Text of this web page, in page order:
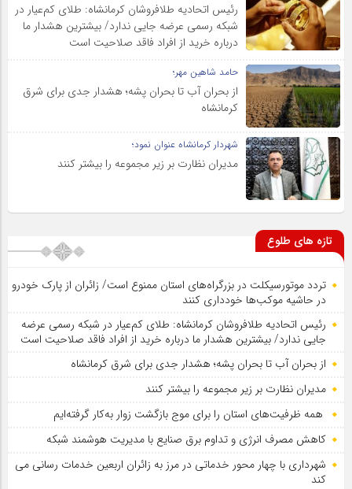
رئیس اتحادیه طلافروشان کرمانشاه: طلای کم‌عیار در
شبکه رسمی عرضه جایی ندارد/ بیشترین هشدار ما
درباره خرید از افراد فاقد صلاحیت است
حامد شاهین مهر؛
از بحران آب تا بحران پشه؛ هشدار جدی برای شرق
کرمانشاه
شهردار کرمانشاه عنوان نمود؛
مدیران نظارت بر زیر مجموعه را بیشتر کنند
تازه های طلوع
تردد موتورسیکلت در بزرگراه‌های استان ممنوع است/ زائران از پارک خودرو
در حاشیه موکب‌ها خودداری کنند
رئیس اتحادیه طلافروشان کرمانشاه: طلای کم‌عیار در شبکه رسمی عرضه
جایی ندارد/ بیشترین هشدار ما درباره خرید از افراد فاقد صلاحیت است
از بحران آب تا بحران پشه؛ هشدار جدی برای شرق کرمانشاه
مدیران نظارت بر زیر مجموعه را بیشتر کنند
همه ظرفیت‌های استان را برای موج بازگشت زوار به‌کار گرفته‌ایم
کاهش مصرف انرژی و تداوم برق صنایع با مدیریت هوشمند شبکه
شهرداری با چهار محور خدماتی در مرز به زائران اربعین خدمات رسانی می
کند